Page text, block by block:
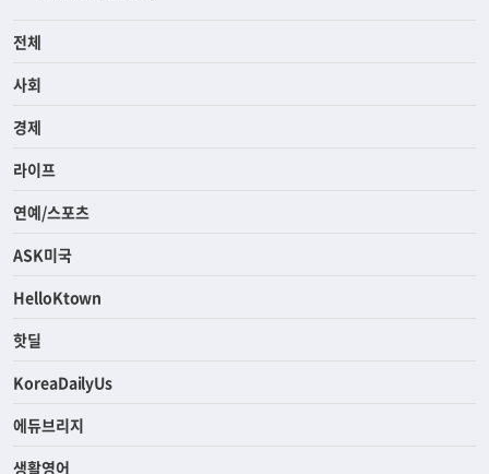
전체
사회
경제
라이프
연예/스포츠
ASK미국
HelloKtown
핫딜
KoreaDailyUs